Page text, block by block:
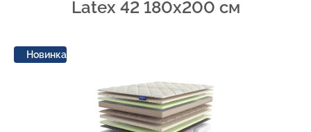
Latex 42 180x200 см
Новинка